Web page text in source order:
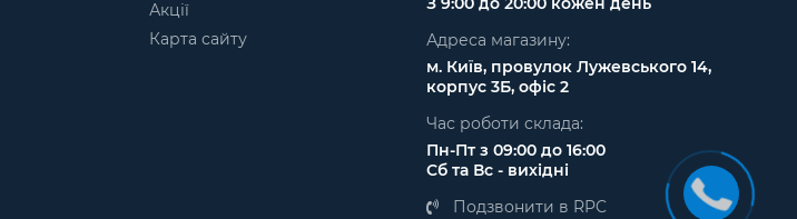
Акції
Карта сайту
Адреса магазину:
м. Київ, провулок Лужевського 14,
корпус 3Б, офіс 2
Час роботи склада:
Пн-Пт з 09:00 до 16:00
Сб та Вс - вихідні
Подзвонити в RPC